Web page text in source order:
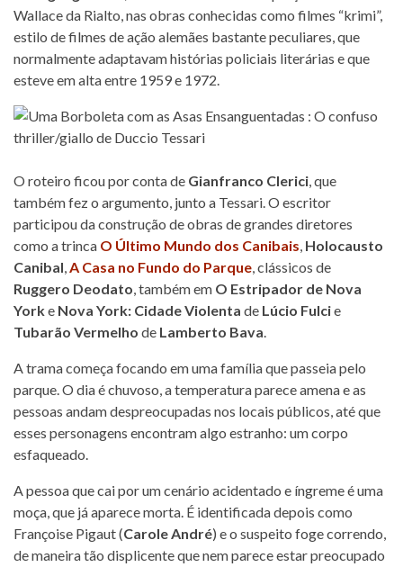
Wallace da Rialto, nas obras conhecidas como filmes “krimi”,
estilo de filmes de ação alemães bastante peculiares, que
normalmente adaptavam histórias policiais literárias e que
esteve em alta entre 1959 e 1972.
O roteiro ficou por conta de Gianfranco Clerici, que
também fez o argumento, junto a Tessari. O escritor
participou da construção de obras de grandes diretores
como a trinca O Último Mundo dos Canibais, Holocausto
Canibal,A Casa no Fundo do Parque, clássicos de
Ruggero Deodato, também em O Estripador de Nova
Yorke Nova York: Cidade Violenta de Lúcio Fulcie
Tubarão Vermelho de Lamberto Bava.
A trama começa focando em uma família que passeia pelo
parque. O dia é chuvoso, a temperatura parece amena e as
pessoas andam despreocupadas nos locais públicos, até que
esses personagens encontram algo estranho: um corpo
esfaqueado.
A pessoa que cai por um cenário acidentado e íngreme é uma
moça, que já aparece morta. É identificada depois como
Françoise Pigaut (Carole André) e o suspeito foge correndo,
de maneira tão displicente que nem parece estar preocupado